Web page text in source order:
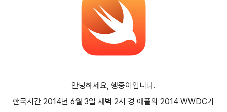
안녕하세요, 행중이입니다.
한국시간 2014년 6월 3일 새벽 2시 경 애플의 2014 WWDC가